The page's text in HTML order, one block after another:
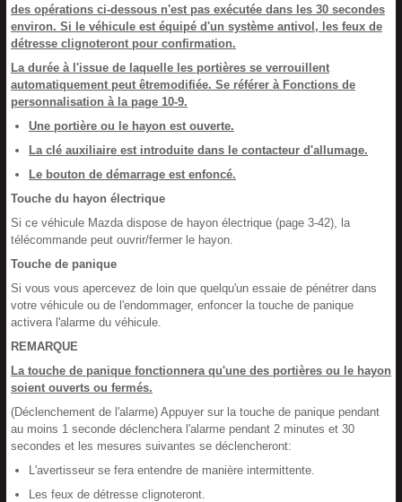
des opérations ci-dessous n'est pas exécutée dans les 30 secondes
environ. Si le véhicule est équipé d'un système antivol, les feux de
détresse clignoteront pour confirmation.
La durée à l'issue de laquelle les portières se verrouillent
automatiquement peut êtremodifiée. Se référer à Fonctions de
personnalisation à la page 10-9.
Une portière ou le hayon est ouverte.
La clé auxiliaire est introduite dans le contacteur d'allumage.
Le bouton de démarrage est enfoncé.
Touche du hayon électrique
Si ce véhicule Mazda dispose de hayon électrique (page 3-42), la
télécommande peut ouvrir/fermer le hayon.
Touche de panique
Si vous vous apercevez de loin que quelqu'un essaie de pénétrer dans
votre véhicule ou de l'endommager, enfoncer la touche de panique
activera l'alarme du véhicule.
REMARQUE
La touche de panique fonctionnera qu'une des portières ou le hayon
soient ouverts ou fermés.
(Déclenchement de l'alarme) Appuyer sur la touche de panique pendant
au moins 1 seconde déclenchera l'alarme pendant 2 minutes et 30
secondes et les mesures suivantes se déclencheront:
L'avertisseur se fera entendre de manière intermittente.
Les feux de détresse clignoteront.